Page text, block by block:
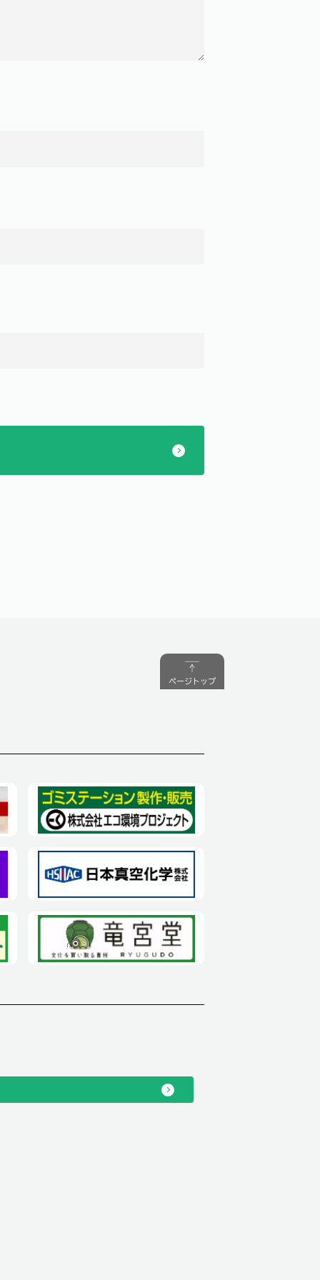
ページトップ